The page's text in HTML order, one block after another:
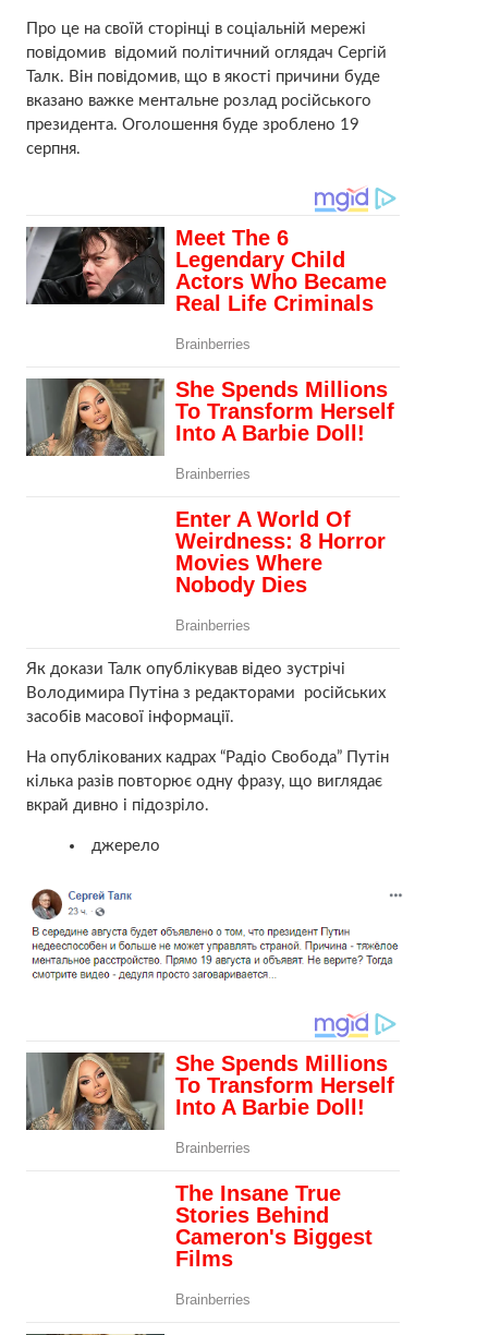
Про це на своїй сторінці в соціальній мережі
повідомив відомий політичний оглядач Сергій
Талк. Він повідомив, що в якості причини буде
вказано важке ментальне розлад російського
президента. Оголошення буде зроблено 19
серпня.
Як докази Талк опублікував відео зустрічі
Володимира Путіна з редакторами російських
засобів масової інформації.
На опублікованих кадрах “Радіо Свобода” Путін
кілька разів повторює одну фразу, що виглядає
вкрай дивно і підозріло.
джерело